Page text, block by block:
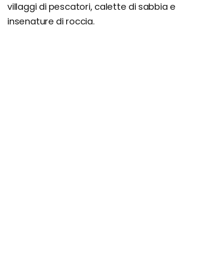
Giorno 3
villaggi di pescatori, calette di sabbia e
insenature di roccia.